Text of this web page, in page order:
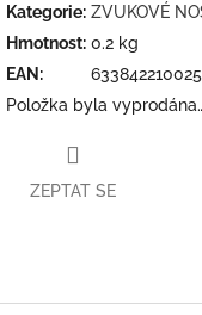
Kategorie: ZVUKOVÉ
Hmotnost: 0.2 kg
EAN :
633842210025
Položka byla
ZEPTAT SE